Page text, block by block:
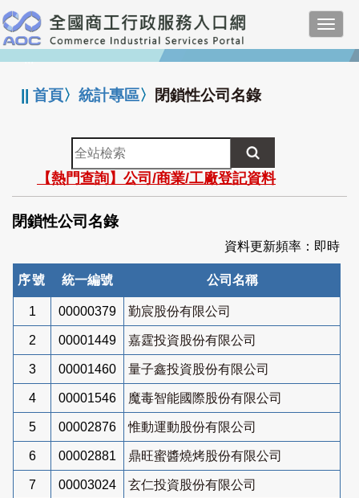
跳
到
主
要
:::
||首頁〉統計專區〉 閉鎖性公司名錄
全
站
檢
索
【熱門查詢】公司/商業/工廠登記資料
閉鎖性公司名錄
資料更新頻率：即時
序號 統一編號 公司名稱
1 00000379 勤宸股份有限公司
2 00001449 嘉霆投資股份有限公司
3 00001460 量子鑫投資股份有限公司
4 00001546 魔毒智能國際股份有限公司
5 00002876 惟動運動股份有限公司
6 00002881 鼎旺蜜醬燒烤股份有限公司
7 00003024 玄仁投資股份有限公司